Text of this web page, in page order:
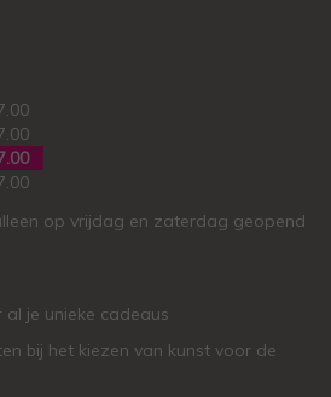
op vrijdag en zaterdag geopend
je unieke cadeaus
bij het kiezen van kunst voor de